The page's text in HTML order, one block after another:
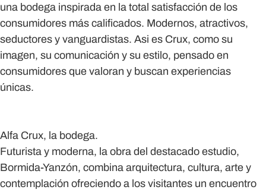
una bodega inspirada en la total satisfacción de los
consumidores más calificados. Modernos, atractivos,
seductores y vanguardistas. Asi es Crux, como su
imagen, su comunicación y su estilo, pensado en
consumidores que valoran y buscan experiencias
únicas.
Alfa Crux, la bodega.
Futurista y moderna, la obra del destacado estudio,
Bormida-Yanzón, combina arquitectura, cultura, arte y
contemplación ofreciendo a los visitantes un encuentro